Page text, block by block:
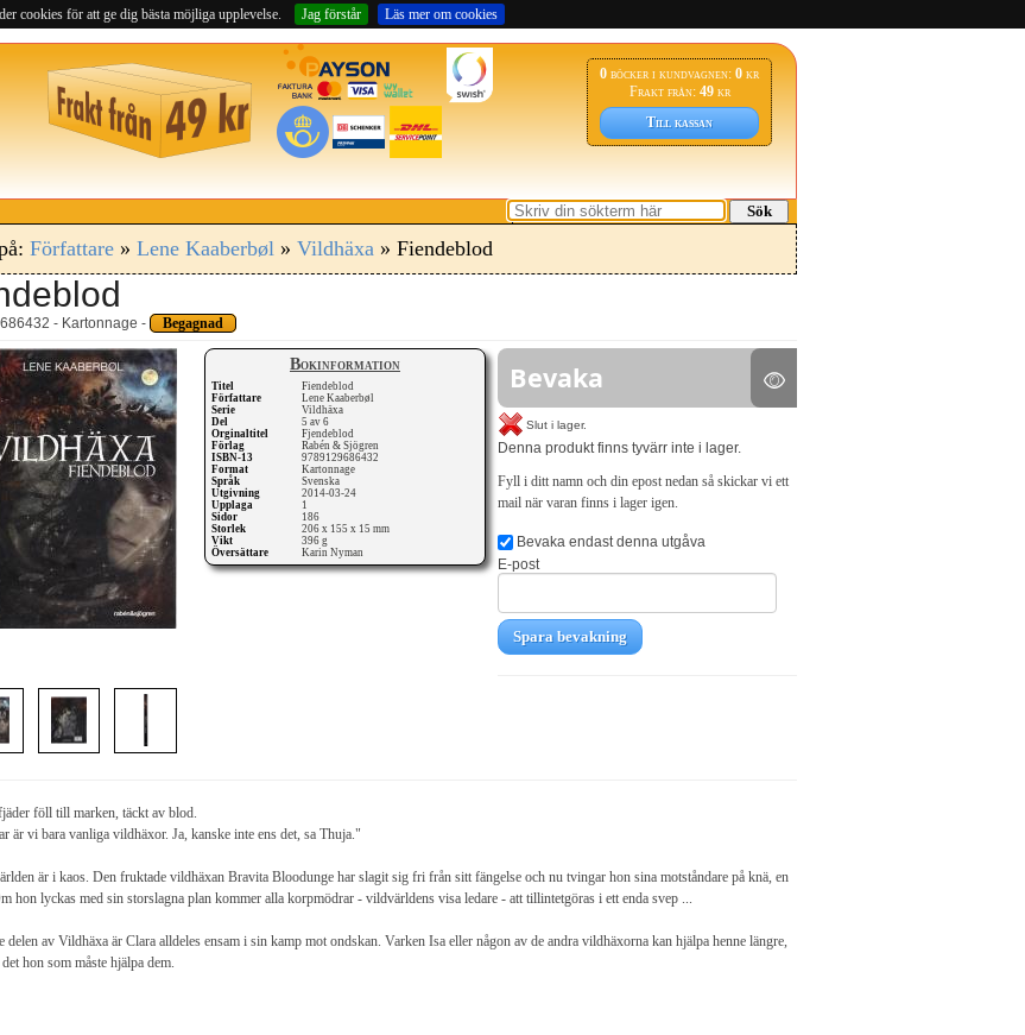
cookies för att ge dig bästa möjliga upplevelse. Jag förstår Läs mer om cookies
0 böcker i kundvagnen:0kr
Frakt från: 49kr
Till kassan
Sök
Författare» Lene Kaaberbøl» Vildhäxa» Fiendeblod
- Kartonnage - Begagnad
Bokinformation
Titel
Fiendeblod
Författare
Lene Kaaberbøl
Serie
Vildhäxa
Del
5 av 6
Orginaltitel
Fjendeblod
Förlag
Rabén & Sjögren
ISBN-13
9789129686432
Format
Kartonnage
Språk
Svenska
Utgivning
2014-03-24
Upplaga
1
Sidor
186
Storlek
206 x 155 x 15 mm
Vikt
396 g
Översättare
Karin Nyman
Bevaka
Slut i lager.
Denna produkt finns tyvärr inte i lager.
Fyll i ditt namn och din epost nedan så skickar vi ett
mail när varan finns i lager igen.
Bevaka endast denna utgåva
E-post
Spara bevakning
föll till marken, täckt av blod.
är vi bara vanliga vildhäxor. Ja, kanske inte ens det, sa Thuja."
är i kaos. Den fruktade vildhäxan Bravita Bloodunge har slagit sig fri från sitt fängelse och nu tvingar hon sina motståndare på knä, en
hon lyckas med sin storslagna plan kommer alla korpmödrar - vildvärldens visa ledare - att tillintetgöras i ett enda svep ...
delen av Vildhäxa är Clara alldeles ensam i sin kamp mot ondskan. Varken Isa eller någon av de andra vildhäxorna kan hjälpa henne längre,
hon som måste hjälpa dem.